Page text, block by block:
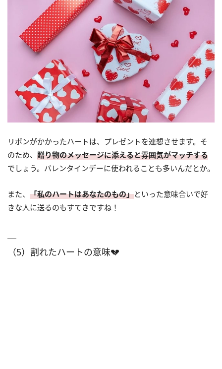
リボンがかかったハートは、プレゼントを連想させます。そ
のため、 贈り物のメッセージに添えると雰囲気がマッチする
でしょう。バレンタインデーに使われることも多いんだとか。
また、 「私のハートはあなたのもの」といった意味合いで好
きな人に送るのもすてきですね！
（5）割れたハートの意味💔